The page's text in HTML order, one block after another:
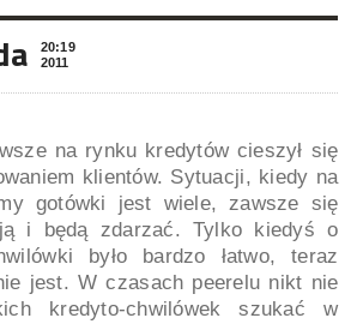
20:19
2011
na rynku kredytów cieszył się
klientów. Sytuacji, kiedy na
gotówki jest wiele, zawsze się
i będą zdarzać. Tylko kiedyś o
było bardzo łatwo, teraz
jest. W czasach peerelu nikt nie
kredyto-chwilówek szukać w